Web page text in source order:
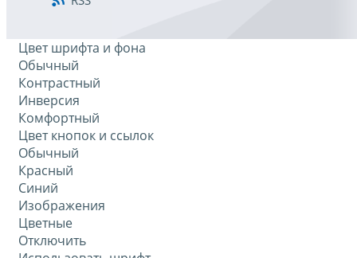
Цвет шрифта и фона
Обычный
Контрастный
Инверсия
Комфортный
Цвет кнопок и ссылок
Обычный
Красный
Синий
Изображения
Цветные
Отключить